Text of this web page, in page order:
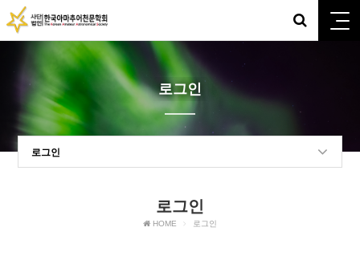
로그인
로그인
로그인
HOME 로그인